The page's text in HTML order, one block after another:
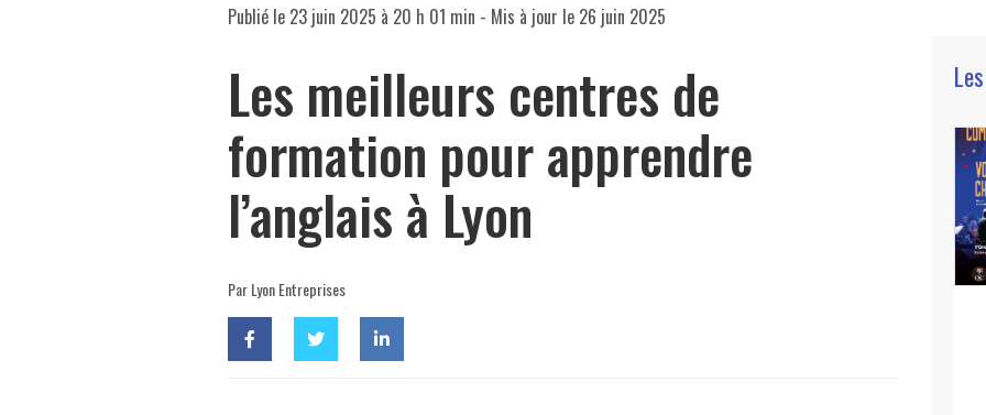
Publié le 23 juin 2025 à 20 h 01 min - Mis à jour le 26 juin 2025
Les meilleurs centres de
formation pour apprendre
l’anglais à Lyon
Par Lyon Entreprises